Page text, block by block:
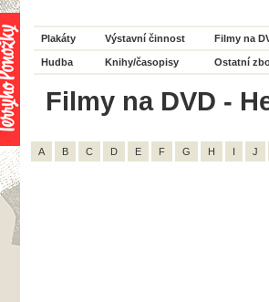
Plakáty Výstavní činnost Filmy na
Hudba Knihy/časopisy Ostatní
Filmy na DVD -
A B C D E F G H I J